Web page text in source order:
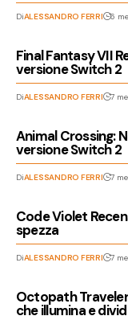
DiALESSANDRO FERRI 6
Final Fantasy VII
versione Switch 2
DiALESSANDRO FERRI 7
Animal Crossing:
versione Switch 2
DiALESSANDRO FERRI 7
Code Violet
spezza
DiALESSANDRO FERRI 7
Octopath
che illumina e